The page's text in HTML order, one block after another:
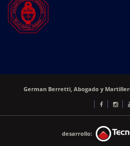
German Berretti, Abogado y Martillero
desarrollo: